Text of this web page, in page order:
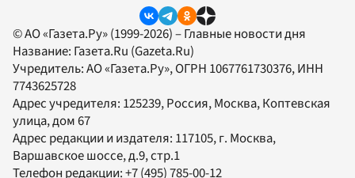
© АО «Газета.Ру» (1999-2026) – Главные новости дня
Название: Газета.Ru (Gazeta.Ru)
Учредитель:АО «Газета.Ру», ОГРН 1067761730376, ИНН
7743625728
Адрес учредителя: 125239, Россия, Москва, Коптевская
улица, дом 67
Адрес редакции и издателя: 117105, г. Москва,
Варшавское шоссе, д.9, стр.1
Телефон редакции:+7 (495) 785-00-12